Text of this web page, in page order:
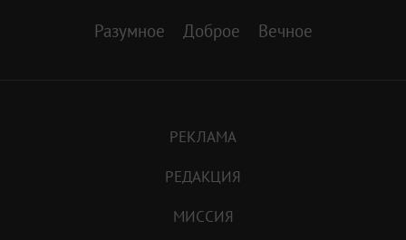
Разумное Доброе Вечное
РЕКЛАМА
РЕДАКЦИЯ
МИССИЯ